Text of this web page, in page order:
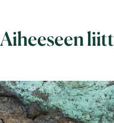
Aiheeseen